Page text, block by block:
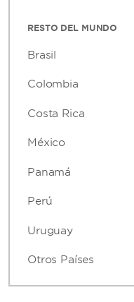
RESTO DEL MUNDO
Brasil
Colombia
Costa Rica
México
Panamá
Perú
Uruguay
Otros Países